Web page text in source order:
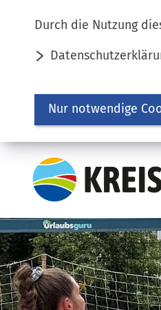
Durch die Nutzung
Nur notwendige
Inhalt anspringen